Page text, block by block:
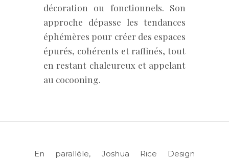
décoration ou fonctionnels. Son
approche dépasse les tendances
éphémères pour créer des espaces
épurés, cohérents et raffinés, tout
en restant chaleureux et appelant
au cocooning.
En parallèle, Joshua Rice Design